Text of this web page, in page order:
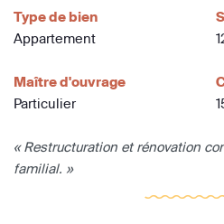
Type de bien
Appartement
Maître d'ouvrage
Particulier
« Restructuration et rénovation
familial. »